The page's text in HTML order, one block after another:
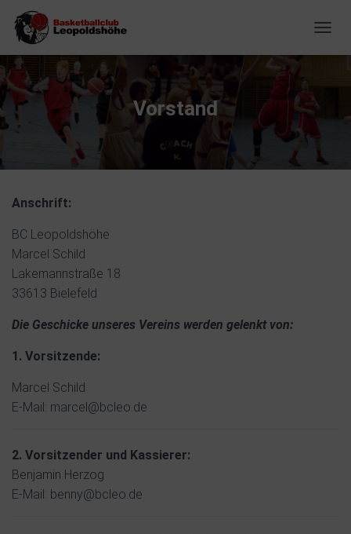
Vorstand
Anschrift:
BC Leopoldshöhe
Marcel Schild
Lakemannstraße 18
33613 Bielefeld
Die Geschicke unseres Vereins werden gelenkt von:
1. Vorsitzende:
Marcel Schild
E-Mail: marcel@bcleo.de
2. Vorsitzender und Kassierer:
Benjamin Herzog
E-Mail: benny@bcleo.de